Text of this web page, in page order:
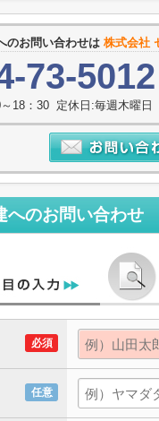
のお問い合わせは 株式会社
73-5012
18：30 定休日:毎週木曜日
へのお問い合わせ
必須
任意